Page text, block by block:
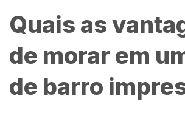
Quais as
de morar em
de barro